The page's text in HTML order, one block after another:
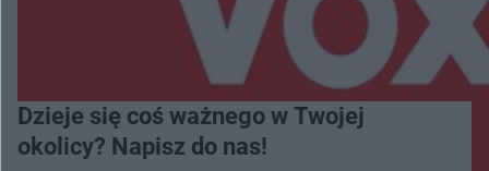
Dzieje się coś ważnego w Twojej
okolicy? Napisz do nas!